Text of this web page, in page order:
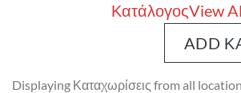
ΚατάλογοςView
ADD
Displaying Καταχωρίσεις from all